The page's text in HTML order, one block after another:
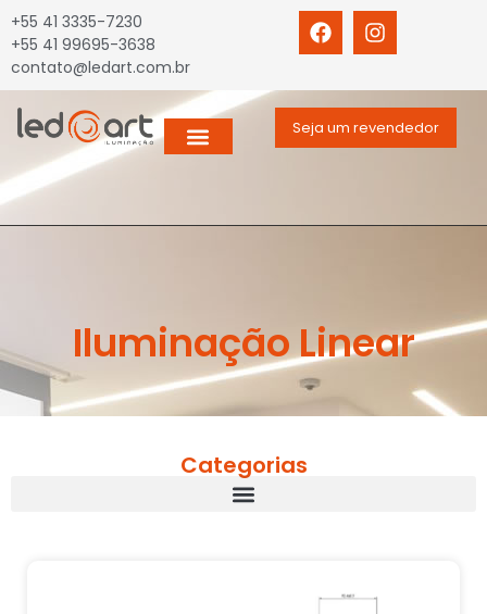
+55 41 3335-7230
+55 41 99695-3638
contato@ledart.com.br
Seja um revendedor
Iluminação Linear
Categorias